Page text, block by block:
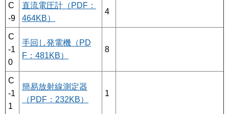
C
-9
直流電圧計（PDF：
464KB）
4
C
-1
0
手回し発電機（PD
F：481KB）
8
C
-1
1
簡易放射線測定器
（PDF：232KB）
1